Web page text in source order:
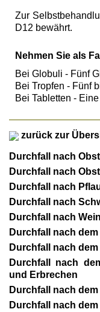
Zur
D12 bewährt.
Nehmen Sie als
Bei Globuli - Fünf
Bei Tropfen - Fünf
Bei Tabletten -
zurück zur
Durchfall nach
Durchfall nach
Durchfall nach
Durchfall nach
Durchfall nach
Durchfall nach
Durchfall nach
Durchfall nach
und Erbrechen
Durchfall nach
Durchfall nach